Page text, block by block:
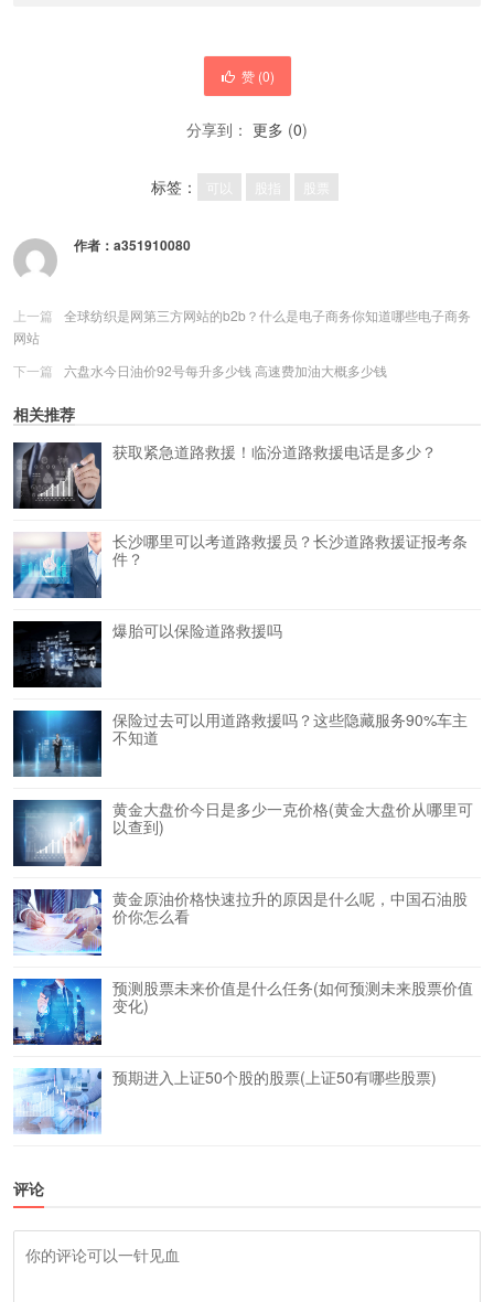
赞 (0)
分享到： 更多 (0)
标签： 可以
作者： a351910080
上一篇
全球纺织是网第三方网站的b2b？什么是电子商务你知道哪些电子商务
网站
下一篇
六盘水今日油价92号每升多少钱 高速费加油大概多少钱
相关推荐
获取紧急道路救援！临汾道路救援电话是多少？
长沙哪里可以考道路救援员？长沙道路救援证报考条
件？
爆胎可以保险道路救援吗
保险过去可以用道路救援吗？这些隐藏服务90%车主
不知道
黄金大盘价今日是多少一克价格(黄金大盘价从哪里可
以查到)
黄金原油价格快速拉升的原因是什么呢，中国石油股
价你怎么看
预测股票未来价值是什么任务(如何预测未来股票价值
变化)
预期进入上证50个股的股票(上证50有哪些股票)
评论